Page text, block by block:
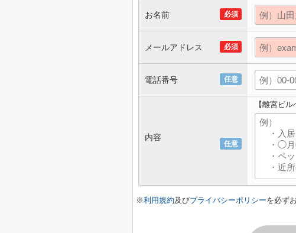
必須
お名前
必須
メールアドレス
任意
電話番号
任意
内容
【離宮ビ
※利用規約及びプライバシーポリシーを必ず